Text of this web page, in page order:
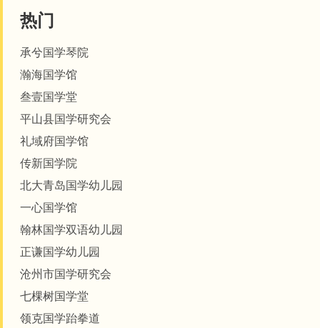
热门
承兮国学琴院
瀚海国学馆
叁壹国学堂
平山县国学研究会
礼域府国学馆
传新国学院
北大青岛国学幼儿园
一心国学馆
翰林国学双语幼儿园
正谦国学幼儿园
沧州市国学研究会
七棵树国学堂
领克国学跆拳道